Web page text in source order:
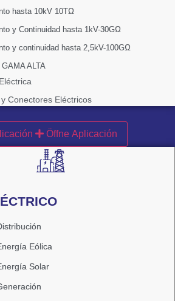
hasta 10kV 10TΩ
y Continuidad hasta 1kV-30GΩ
y continuidad hasta 2,5kV-100GΩ
ALTA
Conectores Eléctricos
Öffne Aplicación
Eólica
Solar